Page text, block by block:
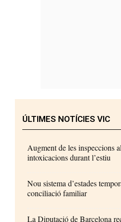
ÚLTIMES NOTÍCIES VIC
Augment de les inspeccions
intoxicacions durant l’estiu
Nou sistema d’estades
conciliació familiar
La Diputació de Barcelona